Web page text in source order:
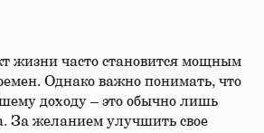
жизни часто становится мощным
Однако важно понимать, что
доходу – это обычно лишь
За желанием улучшить свое